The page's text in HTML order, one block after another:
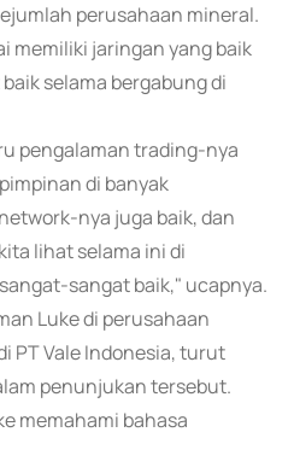
perusahaan mineral.
memiliki jaringan yang baik
selama bergabung di
pengalaman trading-nya
di banyak
nya juga baik, dan
lihat selama ini di
sangat baik," ucapnya.
Luke di perusahaan
PT Vale Indonesia, turut
penunjukan tersebut.
memahami bahasa